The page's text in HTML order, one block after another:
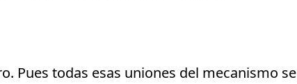
Pues todas esas uniones del mecanismo se